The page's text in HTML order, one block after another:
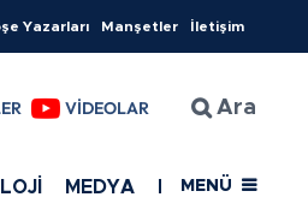
Yazarları Manşetler İletişim
VİDEOLAR Ara
MEDYA EĞİTİM SAĞLIK
MENÜ